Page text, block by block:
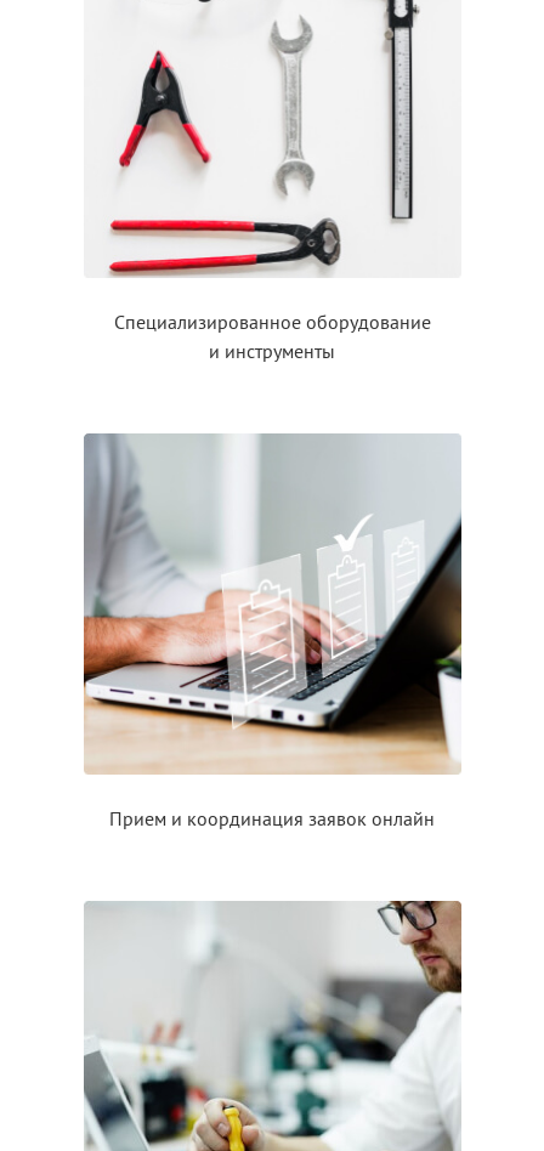
Специализированное оборудование
и инструменты
Прием и координация заявок онлайн